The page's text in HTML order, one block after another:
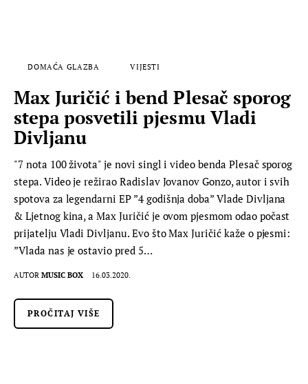
DOMAĆA GLAZBA VIJESTI
Max Juričić i bend Plesač sporog
stepa posvetili pjesmu Vladi
Divljanu
"7 nota 100 života" je novi singl i video benda Plesač sporog
stepa. Video je režirao Radislav Jovanov Gonzo, autor i svih
spotova za legendarni EP ”4 godišnja doba” Vlade Divljana
& Ljetnog kina, a Max Juričić je ovom pjesmom odao počast
prijatelju Vladi Divljanu. Evo što Max Juričić kaže o pjesmi:
”Vlada nas je ostavio pred 5…
AUTOR MUSIC BOX 16.03.2020.
PROČITAJ VIŠE